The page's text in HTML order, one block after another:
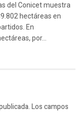
del Conicet muestra
hectáreas en
En
por...
Los campos